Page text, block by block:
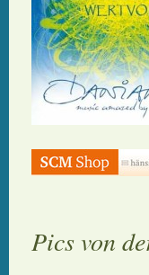
Pics von